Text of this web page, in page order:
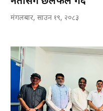
मंगलबार, साउन १९, २०८३